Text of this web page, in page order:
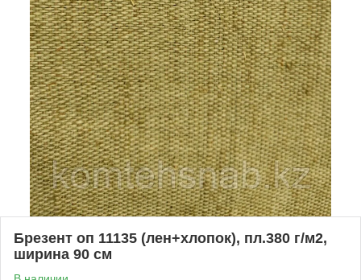
Брезент оп 11135 (лен+хлопок), пл.380 г/м2,
ширина 90 см